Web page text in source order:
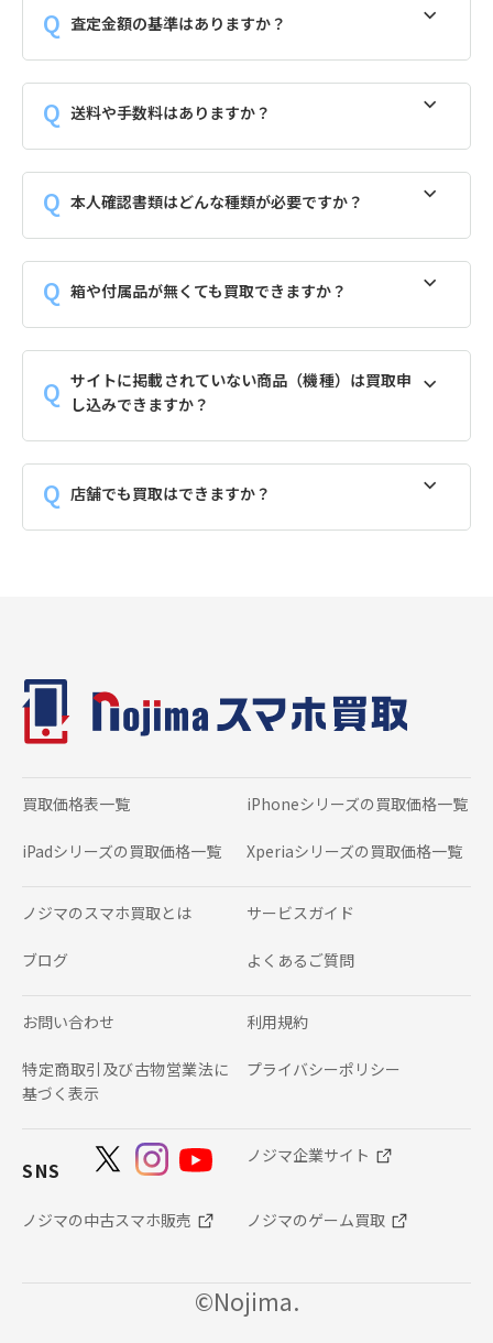
査定金額の基準はありますか？
送料や手数料はありますか？
本人確認書類はどんな種類が必要ですか？
箱や付属品が無くても買取できますか？
サイトに掲載されていない商品（機種）は買取申
し込みできますか？
店舗でも買取はできますか？
買取価格表一覧 iPhoneシリーズの 買取価格一覧
iPadシリーズの 買取価格一覧 Xperiaシリーズの 買取価格一覧
ノジマのスマホ買取とは サービスガイド
ブログ よくあるご質問
お問い合わせ 利用規約
特定商取引及び古物営業法に
基づく表示
プライバシーポリシー
SNS
ノジマ企業サイト
ノジマの中古スマホ販売 ノジマのゲーム買取
©Nojima.